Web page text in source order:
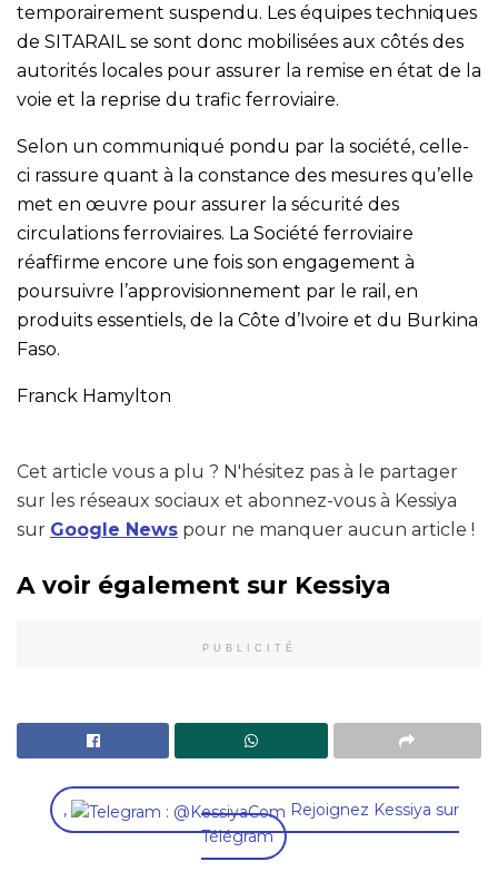
temporairement suspendu. Les équipes techniques
de SITARAIL se sont donc mobilisées aux côtés des
autorités locales pour assurer la remise en état de la
voie et la reprise du trafic ferroviaire.
Selon un communiqué pondu par la société, celle-
ci rassure quant à la constance des mesures qu’elle
met en œuvre pour assurer la sécurité des
circulations ferroviaires. La Société ferroviaire
réaffirme encore une fois son engagement à
poursuivre l’approvisionnement par le rail, en
produits essentiels, de la Côte d’Ivoire et du Burkina
Faso.
Franck Hamylton
Cet article vous a plu ? N'hésitez pas à le partager
sur les réseaux sociaux et abonnez-vous à Kessiya
sur Google News pour ne manquer aucun article !
A voir également sur Kessiya
PUBLICITÉ
,
Rejoignez Kessiya sur
Télégram